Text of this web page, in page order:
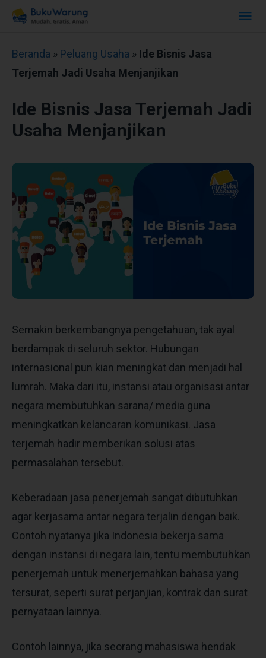
Beranda » Peluang Usaha » Ide Bisnis Jasa
Terjemah Jadi Usaha Menjanjikan
Ide Bisnis Jasa Terjemah Jadi
Usaha Menjanjikan
Semakin berkembangnya pengetahuan, tak ayal
berdampak di seluruh sektor. Hubungan
internasional pun kian meningkat dan menjadi hal
lumrah. Maka dari itu, instansi atau organisasi antar
negara membutuhkan sarana/ media guna
meningkatkan kelancaran komunikasi. Jasa
terjemah hadir memberikan solusi atas
permasalahan tersebut.
Keberadaan jasa penerjemah sangat dibutuhkan
agar kerjasama antar negara terjalin dengan baik.
Contoh nyatanya jika Indonesia bekerja sama
dengan instansi di negara lain, tentu membutuhkan
penerjemah untuk menerjemahkan bahasa yang
tersurat, seperti surat perjanjian, kontrak dan surat
pernyataan lainnya.
Contoh lainnya, jika seorang mahasiswa hendak